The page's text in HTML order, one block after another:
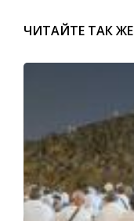
ЧИТАЙТЕ ТАК ЖЕ